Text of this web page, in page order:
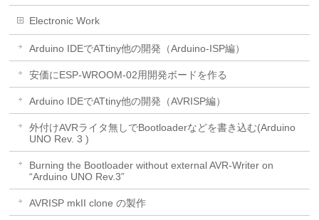
Electronic Work
Arduino IDEでATtiny他の開発（Arduino-ISP編）
安価にESP-WROOM-02用開発ボードを作る
Arduino IDEでATtiny他の開発（AVRISP編）
外付けAVRライタ無しでBootloaderなどを書き込む(Arduino
UNO Rev. 3 )
Burning the Bootloader without external AVR-Writer on
“Arduino UNO Rev.3”
AVRISP mkII clone の製作